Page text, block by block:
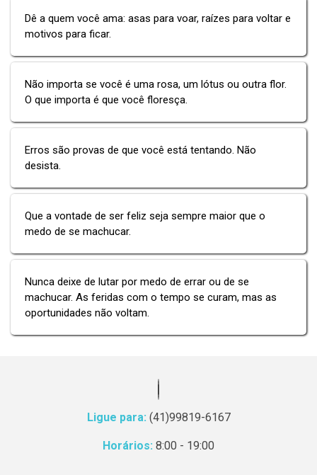
Dê a quem você ama: asas para voar, raízes para voltar e
motivos para ficar.
Não importa se você é uma rosa, um lótus ou outra flor.
O que importa é que você floresça.
Erros são provas de que você está tentando. Não
desista.
Que a vontade de ser feliz seja sempre maior que o
medo de se machucar.
Nunca deixe de lutar por medo de errar ou de se
machucar. As feridas com o tempo se curam, mas as
oportunidades não voltam.
Ligue para: (41)99819-6167
Horários: 8:00 - 19:00